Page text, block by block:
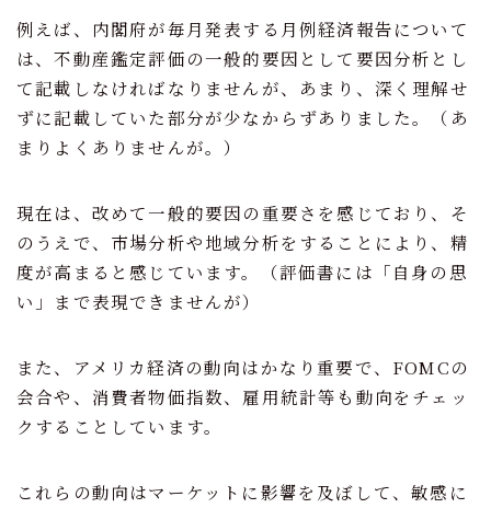
例えば、内閣府が毎月発表する月例経済報告について
は、不動産鑑定評価の一般的要因として要因分析とし
て記載しなければなりませんが、あまり、深く理解せ
ずに記載していた部分が少なからずありました。（あ
まりよくありませんが。）
現在は、改めて一般的要因の重要さを感じており、そ
のうえで、市場分析や地域分析をすることにより、精
度が高まると感じています。（評価書には「自身の思
い」まで表現できませんが）
また、アメリカ経済の動向はかなり重要で、FOMCの
会合や、消費者物価指数、雇用統計等も動向をチェッ
クすることしています。
これらの動向はマーケットに影響を及ぼして、敏感に